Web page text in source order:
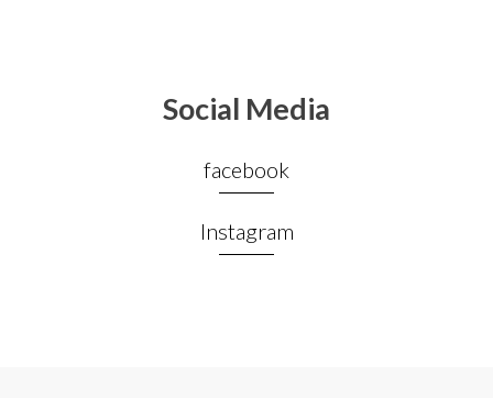
Social Media
facebook
Instagram